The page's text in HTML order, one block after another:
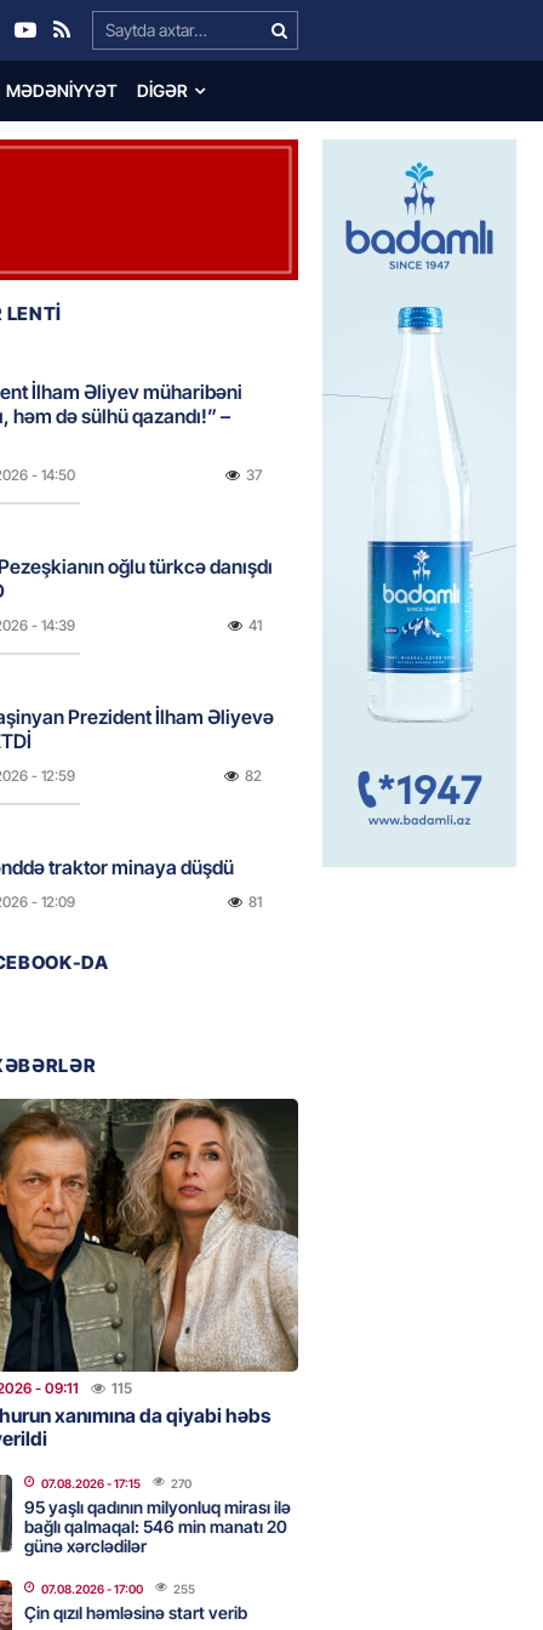
Search…
MƏDƏNIYYƏT DIGƏR
İlham Əliyev müharibəni
həm də sülhü qazandı!” –
- 14:50 37
oğlu türkcə danışdı
- 14:39 41
Prezident İlham Əliyevə
- 12:59 82
traktor minaya düşdü
- 12:09 81
pullarını başqa qadınlara
- 10:47 78
08.08.08: Gürcüstan və
nə dəyişdi?
- 10:22 232
nişanında mediaya hücum
VİDEO
- 09:20 91
xanımına da qiyabi həbs
DA
- 09:11 115
xanımına da qiyabi həbs
07.08.2026- 17:15 270
95 yaşlı qadının milyonluq mirası ilə
bağlı qalmaqal: 546 min manatı 20
günə xərclədilər
07.08.2026- 17:00 255
Çin qızıl həmləsinə start verib